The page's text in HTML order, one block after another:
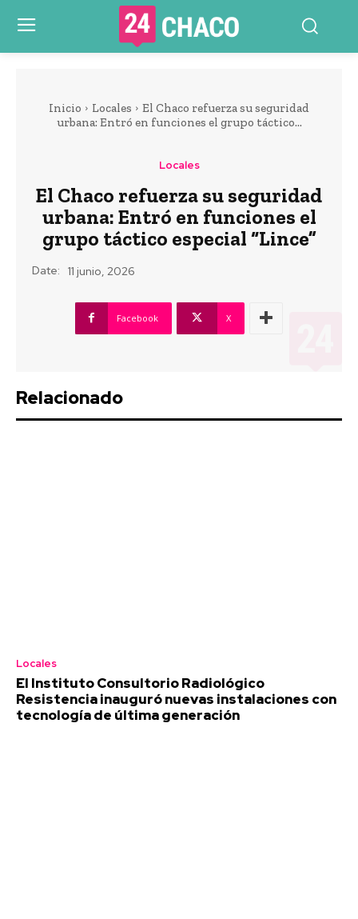
Inicio Locales
El Chaco refuerza su seguridad
urbana: Entró en funciones el grupo táctico...
Locales
El Chaco refuerza su seguridad
urbana: Entró en funciones el
grupo táctico especial “Lince”
Date: 11 junio, 2026
Facebook X
Relacionado
Locales
El Instituto Consultorio Radiológico
Resistencia inauguró nuevas instalaciones con
tecnología de última generación